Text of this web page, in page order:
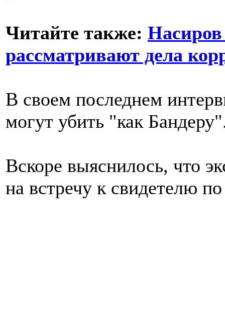
Читайте также:
рассматривают дела
В своем последнем
могут убить "как
Вскоре выяснилось, что
на встречу к свидетелю